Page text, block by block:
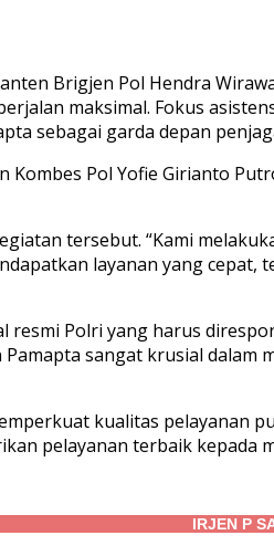
Brigjen Pol Hendra
maksimal. Fokus
sebagai garda depan
Pol Yofie Girianto
tersebut. “Kami
layanan yang
resmi Polri yang harus
sangat krusial
kualitas pelayanan
pelayanan terbaik kepada
IRJEN P